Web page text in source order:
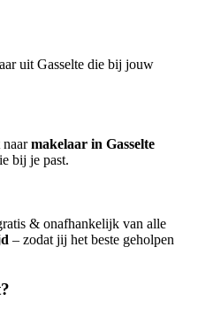
uit Gasselte die bij jouw
naarmakelaar in Gasselte
bij je past.
& onafhankelijk van alle
– zodat jij het beste geholpen